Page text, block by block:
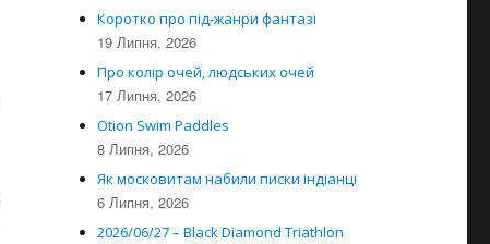
Коротко про під-жанри фантазі
19 Липня, 2026
Про колір очей, людських очей
17 Липня, 2026
Otion Swim Paddles
8 Липня, 2026
Як московитам набили писки індіанці
6 Липня, 2026
2026/06/27 – Black Diamond Triathlon